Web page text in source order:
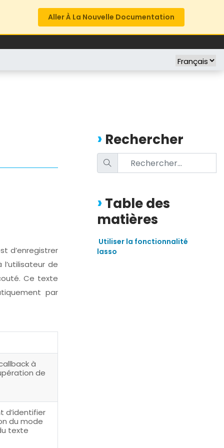
Aller À La Nouvelle Documentation
FREE TRIAL COMPANY
d’enregistrer
de
Ce texte
par
à
de
d’identifier
du mode
texte
Rechercher
Table des
matières
Utiliser la fonctionnalité
lasso